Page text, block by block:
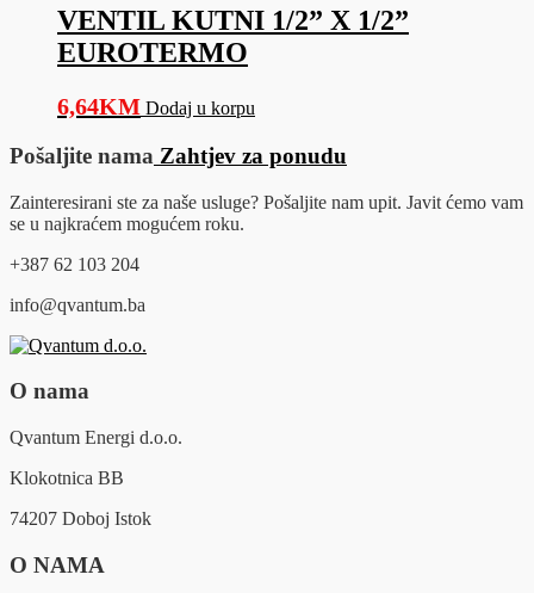
VENTIL KUTNI 1/2” X 1/2”
EUROTERMO
6,64KM Dodaj u korpu
Pošaljite nama Zahtjev za ponudu
Zainteresirani ste za naše usluge? Pošaljite nam upit. Javit ćemo vam
se u najkraćem mogućem roku.
+387 62 103 204
info@qvantum.ba
O nama
Qvantum Energi d.o.o.
Klokotnica BB
74207 Doboj Istok
O NAMA